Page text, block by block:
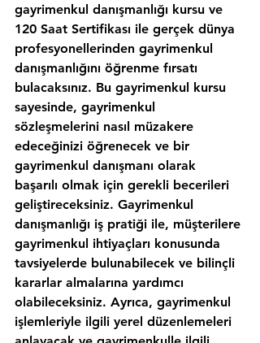
gayrimenkul danışmanlığı kursu ve
120 Saat Sertifikası ile gerçek dünya
profesyonellerinden gayrimenkul
danışmanlığını öğrenme fırsatı
bulacaksınız. Bu gayrimenkul kursu
sayesinde, gayrimenkul
sözleşmelerini nasıl müzakere
edeceğinizi öğrenecek ve bir
gayrimenkul danışmanı olarak
başarılı olmak için gerekli becerileri
geliştireceksiniz. Gayrimenkul
danışmanlığı iş pratiği ile, müşterilere
gayrimenkul ihtiyaçları konusunda
tavsiyelerde bulunabilecek ve bilinçli
kararlar almalarına yardımcı
olabileceksiniz. Ayrıca, gayrimenkul
işlemleriyle ilgili yerel düzenlemeleri